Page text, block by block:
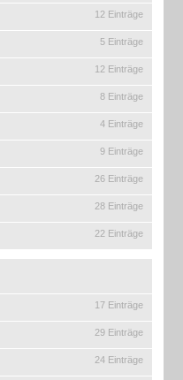
12 Einträge
5 Einträge
12 Einträge
8 Einträge
4 Einträge
9 Einträge
26 Einträge
28 Einträge
22 Einträge
17 Einträge
29 Einträge
24 Einträge